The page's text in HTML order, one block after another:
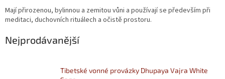
Mají přirozenou, bylinnou a zemitou vůni a používají se především při
meditaci, duchovních rituálech a očistě prostoru.
Nejprodávanější
Tibetské vonné provázky Dhupaya Vajra White